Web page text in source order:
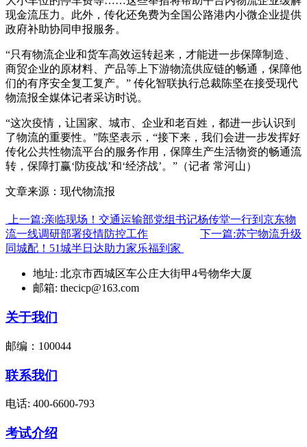
现金流压力。此外，传化还免费为全国公路港内小微企业提供
政府补助协同申报服务。
“只有物流企业和货车高效运转起来，才能进一步保障制造、
商贸企业的原材料、产品等上下游物流供应链的畅通，保障他
们的有序安全复工复产。” 传化智联执行总裁陈坚在接受现代
物流报全媒体记者采访时说。
“这次疫情，让国家、城市、企业和老百姓，都进一步认识到
了物流的重要性。”陈坚表示，“接下来，我们会进一步发挥好
传化公共性物流平台的服务作用，保障生产生活物资的畅通流
转，保障打赢‘防疫战’和‘经济战’。”（记者 常河山）
文章来源：现代物流报
上一篇:亲临现场！交通运输部党组书记杨传堂一行到京东物
流一线调研部署疫情防控工作
下一篇:苏宁物流升级
同城配！51城半日达助力家乐福到家
地址: 北京市西城区车公庄大街甲4号物华大厦
邮箱: thecicp@163.com
关于我们
邮编：100044
联系我们
电话: 400-6600-793
考试介绍